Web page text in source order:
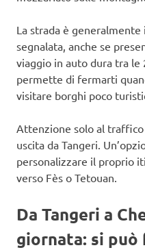
La strada è
segnalata, anche se
viaggio in auto dura tra le
permette di fermarti
visitare borghi poco
Attenzione solo al
uscita da Tangeri.
personalizzare il proprio
verso Fès o Tetouan.
Da Tangeri a
giornata: si può